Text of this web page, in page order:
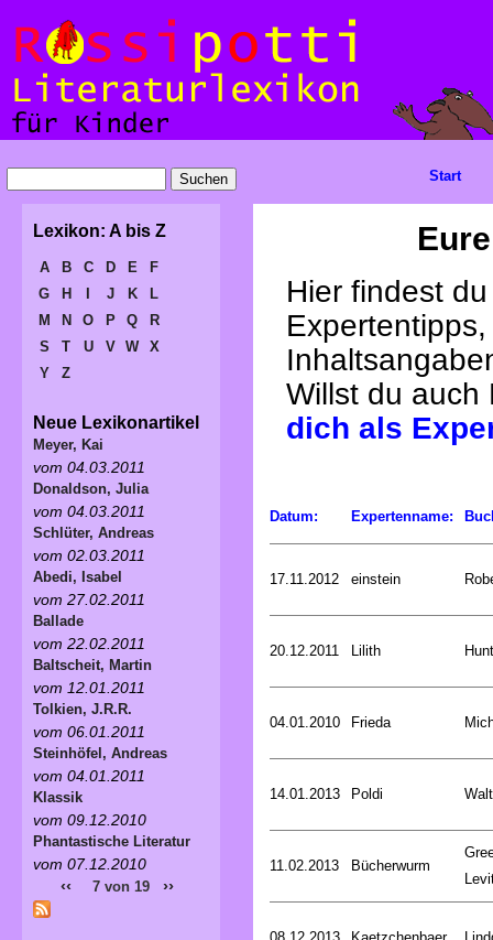
Hier findest
Willst du
dich als
Datum: Expertenname:
17.11.2012 einstein
20.12.2011 Lilith
04.01.2010 Frieda
14.01.2013 Poldi
11.02.2013 Bücherwurm
Start
Lexikon: A bis Z
A B C D E
F
G
H J K
L
M
N O P Q
R
S
T U V W
X
Y
Z
Neue Lexikonartikel
Meyer, Kai
vom 04.03.2011
Donaldson, Julia
vom 04.03.2011
Schlüter, Andreas
vom 02.03.2011
Abedi, Isabel
vom 27.02.2011
Ballade
vom 22.02.2011
Baltscheit, Martin
vom 12.01.2011
Tolkien, J.R.R.
vom 06.01.2011
Steinhöfel, Andreas
vom 04.01.2011
Klassik
vom 09.12.2010
Phantastische Literatur
vom 07.12.2010
‹‹ 7 von 19 ››